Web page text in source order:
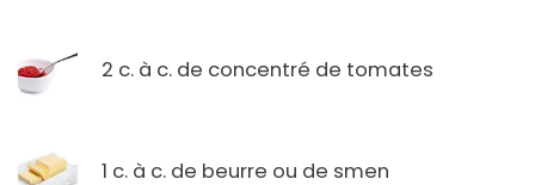
2 c. à c. de concentré de tomates
1 c. à c. de beurre ou de smen